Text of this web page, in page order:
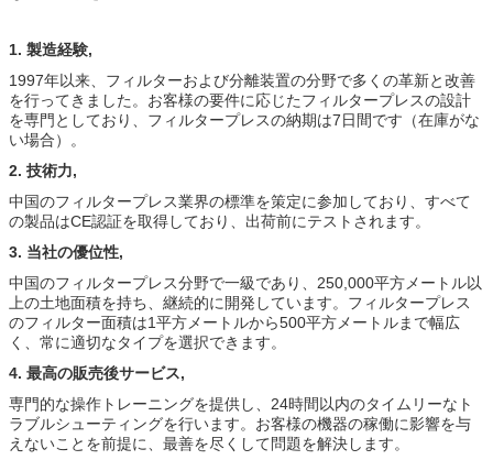
1. 製造経験,
1997年以来、フィルターおよび分離装置の分野で多くの革新と改善
を行ってきました。お客様の要件に応じたフィルタープレスの設計
を専門としており、フィルタープレスの納期は7日間です（在庫がな
い場合）。
2. 技術力,
中国のフィルタープレス業界の標準を策定に参加しており、すべて
の製品はCE認証を取得しており、出荷前にテストされます。
3. 当社の優位性,
中国のフィルタープレス分野で一級であり、250,000平方メートル以
上の土地面積を持ち、継続的に開発しています。フィルタープレス
のフィルター面積は1平方メートルから500平方メートルまで幅広
く、常に適切なタイプを選択できます。
4. 最高の販売後サービス,
専門的な操作トレーニングを提供し、24時間以内のタイムリーなト
ラブルシューティングを行います。お客様の機器の稼働に影響を与
えないことを前提に、最善を尽くして問題を解決します。